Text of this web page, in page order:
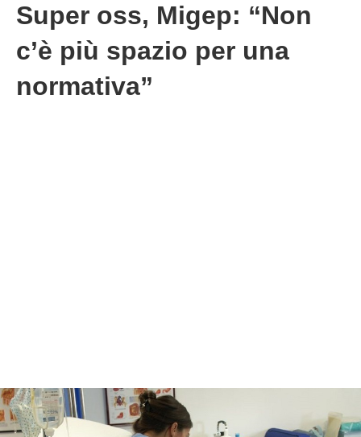
Super oss, Migep: “Non
c’è più spazio per una
normativa”